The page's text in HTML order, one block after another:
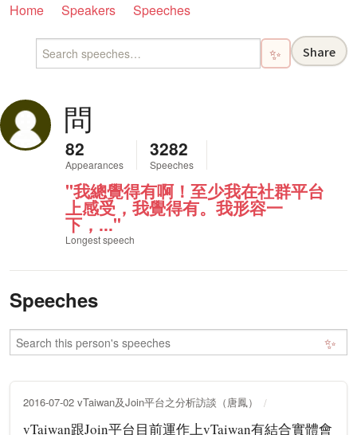
Home Speakers Speeches
✨ Share
問
82
Appearances
3282
Speeches
"我總覺得有啊！至少我在社群平台
上感受，我覺得有。我形容一
下，..."
Longest speech
Speeches
✨
2016-07-02 vTaiwan及Join平台之分析訪談（唐鳳）
vTaiwan跟Join平台目前運作上vTaiwan有結合實體會